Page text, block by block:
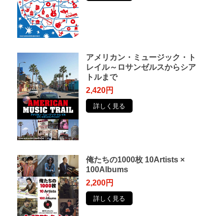
アメリカン・ミュージック・ト
レイル～ロサンゼルスからシア
トルまで
2,420円
詳しく見る
俺たちの1000枚 10Artists ×
100Albums
2,200円
詳しく見る